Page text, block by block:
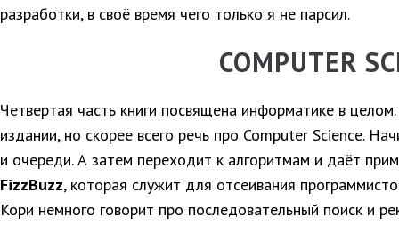
разработки, в своё время чего только я не парсил.
COMPUTER
Четвертая часть книги посвящена информатике в
издании, но скорее всего речь про Computer Science.
и очереди. А затем переходит к алгоритмам и даёт
FizzBuzz, которая служит для отсеивания
Кори немного говорит про последовательный поиск и